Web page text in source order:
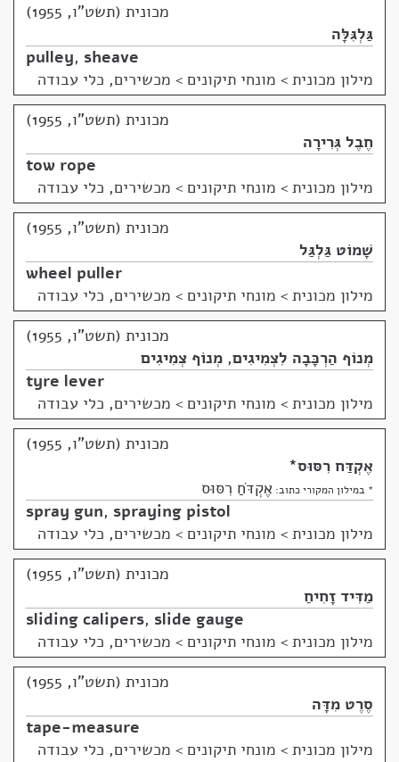
מכונית (תשט"ו, 1955)
גַּלְגִּלָּה
pulley, sheave
מילון מכונית > מונחי תיקונים > מכשירים, כלי עבודה
מכונית (תשט"ו, 1955)
חֶבֶל גְּרִירָה
tow rope
מילון מכונית > מונחי תיקונים > מכשירים, כלי עבודה
מכונית (תשט"ו, 1955)
שָׁמוֹט גַּלְגַּל
wheel puller
מילון מכונית > מונחי תיקונים > מכשירים, כלי עבודה
מכונית (תשט"ו, 1955)
מְנוֹף הַרְכָּבָה לִצְמִיגִים, מְנוֹף צְמִיגִים
tyre lever
מילון מכונית > מונחי תיקונים > מכשירים, כלי עבודה
מכונית (תשט"ו, 1955)
אֶקְדַּח רִסּוּס*
* במילון המקורי כתוב: אֶקְדֹּחַ רִסּוּס
spray gun, spraying pistol
מילון מכונית > מונחי תיקונים > מכשירים, כלי עבודה
מכונית (תשט"ו, 1955)
מַדִּיד זָחִיחַ
sliding calipers, slide gauge
מילון מכונית > מונחי תיקונים > מכשירים, כלי עבודה
מכונית (תשט"ו, 1955)
סֶרֶט מִדָּה
tape-measure
מילון מכונית > מונחי תיקונים > מכשירים, כלי עבודה